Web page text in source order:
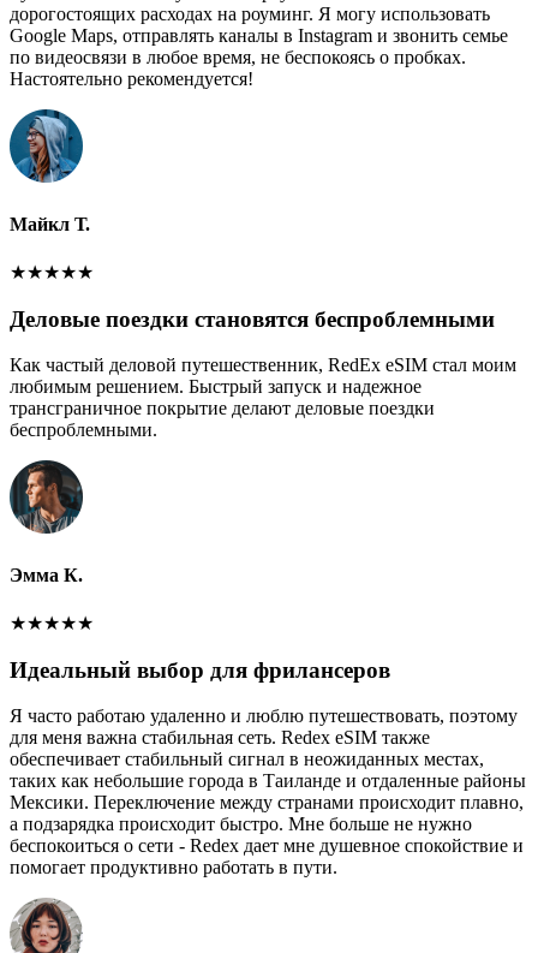
дорогостоящих расходах на роуминг. Я могу использовать
Google Maps, отправлять каналы в Instagram и звонить семье
по видеосвязи в любое время, не беспокоясь о пробках.
Настоятельно рекомендуется!
Майкл Т.
★★★★★
Деловые поездки становятся беспроблемными
Как частый деловой путешественник, RedEx eSIM стал моим
любимым решением. Быстрый запуск и надежное
трансграничное покрытие делают деловые поездки
беспроблемными.
Эмма К.
★★★★★
Идеальный выбор для фрилансеров
Я часто работаю удаленно и люблю путешествовать, поэтому
для меня важна стабильная сеть. Redex eSIM также
обеспечивает стабильный сигнал в неожиданных местах,
таких как небольшие города в Таиланде и отдаленные районы
Мексики. Переключение между странами происходит плавно,
а подзарядка происходит быстро. Мне больше не нужно
беспокоиться о сети - Redex дает мне душевное спокойствие и
помогает продуктивно работать в пути.